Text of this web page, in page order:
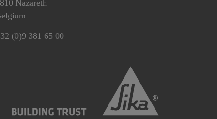
Nazareth
(0)9 381 65 00